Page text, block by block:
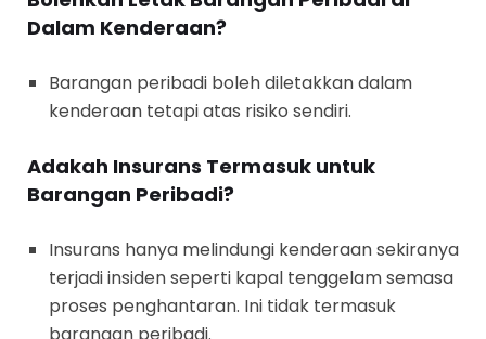
Dalam Kenderaan?
Barangan peribadi boleh diletakkan dalam
kenderaan tetapi atas risiko sendiri.
Adakah Insurans Termasuk untuk
Barangan Peribadi?
Insurans hanya melindungi kenderaan sekiranya
terjadi insiden seperti kapal tenggelam semasa
proses penghantaran. Ini tidak termasuk
barangan peribadi.